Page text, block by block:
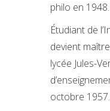
philo en 1948.
Étudiant de
devient
lycée Jules-
octobre 1957.